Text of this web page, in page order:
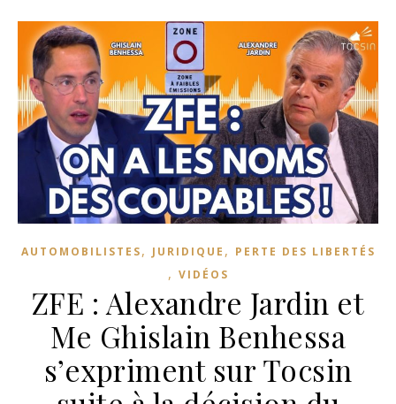
AUTOMOBILISTES, JURIDIQUE , PERTE DES LIBERTÉS
, VIDÉOS
ZFE : Alexandre Jardin et
Me Ghislain Benhessa
s’expriment sur Tocsin